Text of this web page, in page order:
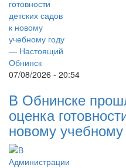
07/08/2026 - 20:54
В Обнинске
оценка
новому учебному